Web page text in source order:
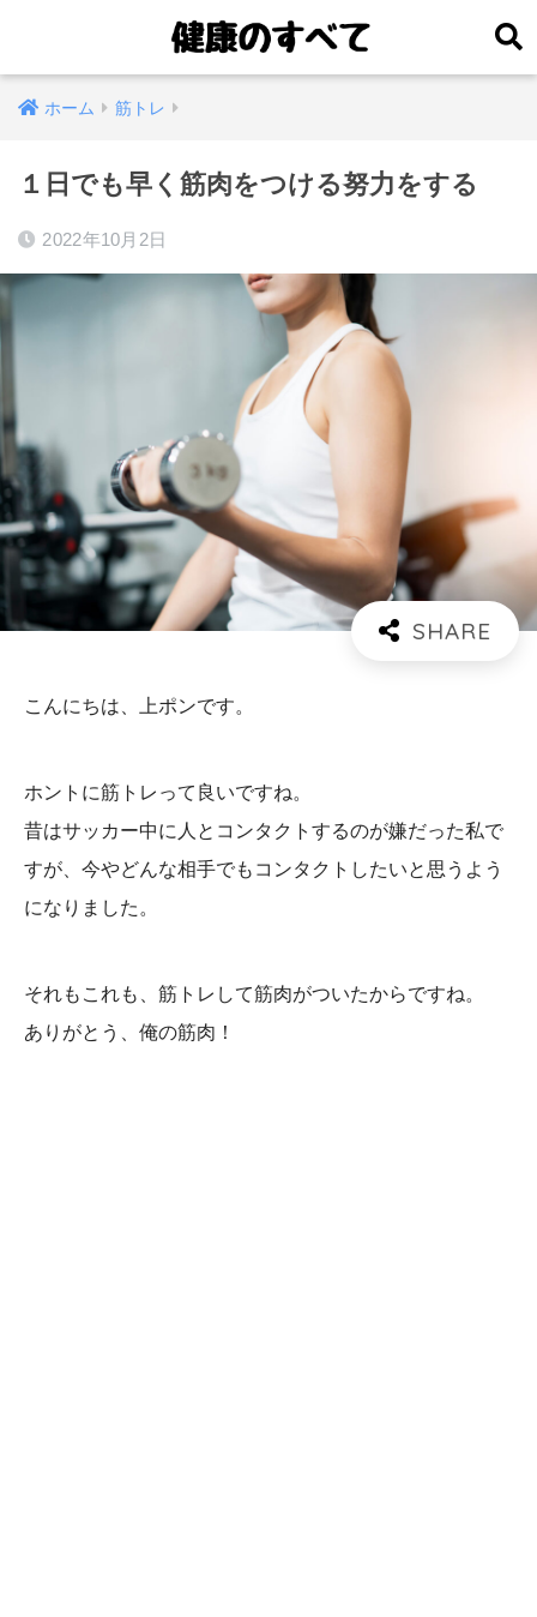
ホーム 筋トレ
１日でも早く筋肉をつける努力をする
2022年10月2日
こんにちは、上ポンです。
ホントに筋トレって良いですね。
昔はサッカー中に人とコンタクトするのが嫌だった私で
すが、今やどんな相手でもコンタクトしたいと思うよう
になりました。
それもこれも、筋トレして筋肉がついたからですね。
ありがとう、俺の筋肉！